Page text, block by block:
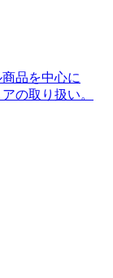
品を中心に
の取り扱い。